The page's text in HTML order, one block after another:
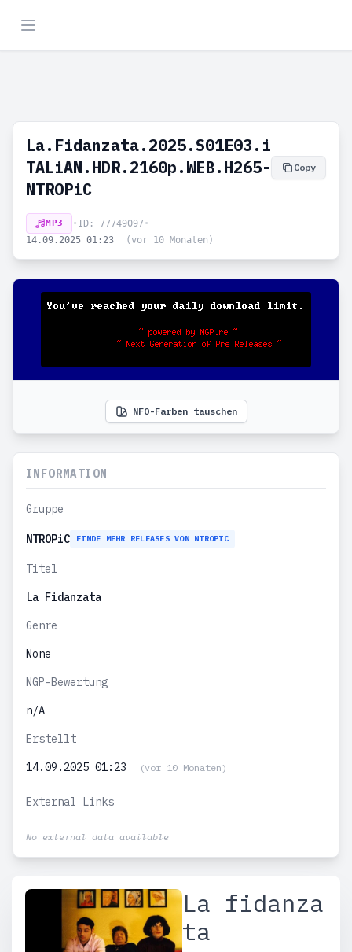
La.Fidanzata.2025.S01E03.i
TALiAN.HDR.2160p.WEB.H265-
NTROPiC
Copy
MP3 • ID: 77749097•
14.09.2025 01:23
(vor 10 Monaten)
NFO-Farben tauschen
INFORMATION
Gruppe
NTROPiC FINDE MEHR RELEASES VON NTROPIC
Titel
La Fidanzata
Genre
None
NGP-Bewertung
n/A
Erstellt
14.09.2025 01:23
(vor 10 Monaten)
External Links
No external data available
La fidanza
ta